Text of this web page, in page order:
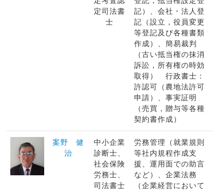
定司法書
士
記）、会社・法人登
記（設立，役員変更
等登記及び各種書類
作成）、簡易裁判
（古い抵当権の抹消
訴訟，所有権の時効
取得） 行政書士：
許認可（農地法許可
申請）、事実証明
（売買，贈与等各種
契約書作成）
案野 健
治
中小企業
診断士、
社会保険
労務士、
司法書士
労務管理（就業規則
等社内規程作成支
援、運用面での助言
など）、企業法務
（企業経営において